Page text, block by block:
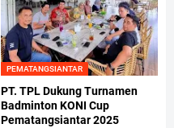
PEMATANGSIANTAR
PT. TPL Dukung Turnamen
Badminton KONI Cup
Pematangsiantar 2025